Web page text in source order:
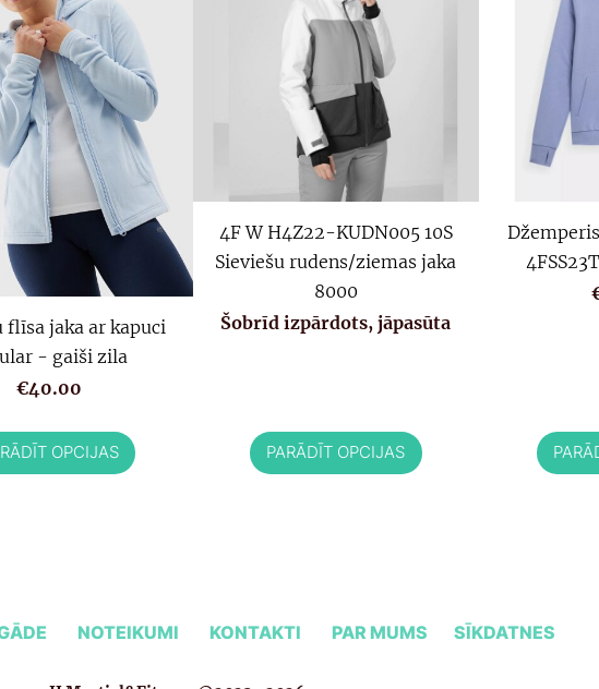
flīsa jaka ar kapuci
- gaiši zila
€40.00
OPCIJAS
4F W H4Z22-KUDN005 10S
Sieviešu rudens/ziemas jaka
8000
Šobrīd izpārdots, jāpasūta
PARĀDĪT OPCIJAS
NOTEIKUMI KONTAKTI PAR MUMS SĪKDATNES